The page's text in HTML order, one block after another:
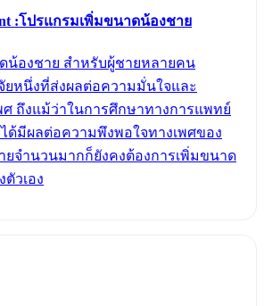
:โปรแกรมเพิ่มขนาดน้องชาย
น้องชาย สำหรับผู้ชายหลายคน
ยหนึ่งที่ส่งผลต่อความมั่นใจและ
ถึงแม้ว่าในการศึกษาทางการแพทย์
ด้มีผลต่อความพึงพอใจทางเพศของ
จำนวนมากก็ยังคงต้องการเพิ่มขนาด
วเอง